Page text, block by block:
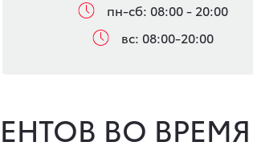
пн-сб: 08:00 - 20:00
вс: 08:00-20:00
ВО